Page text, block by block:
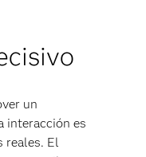
un
interacción es
reales. El